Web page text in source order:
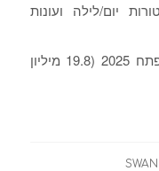
יום/לילה ועונות
משרד התיירות של מרוקו, נתוני מפתח 2025 (19.8 מיליון